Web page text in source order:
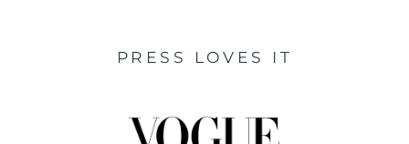
PRESS LOVES IT